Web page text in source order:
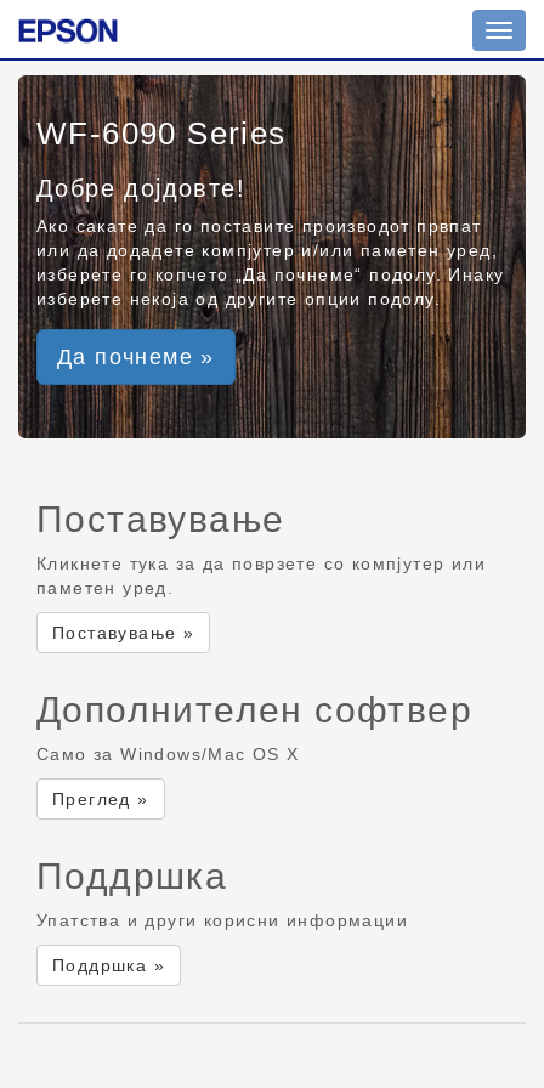
WF-6090 Series
Добре дојдовте!
Ако сакате да го поставите производот првпат
или да додадете компјутер и/или паметен уред,
изберете го копчето „Да почнеме“ подолу. Инаку
изберете некоја од другите опции подолу.
Да почнеме »
Поставување
Кликнете тука за да поврзете со компјутер или
паметен уред.
Поставување »
Дополнителен софтвер
Само за Windows/Mac OS X
Преглед »
Поддршка
Упатства и други корисни информации
Поддршка »